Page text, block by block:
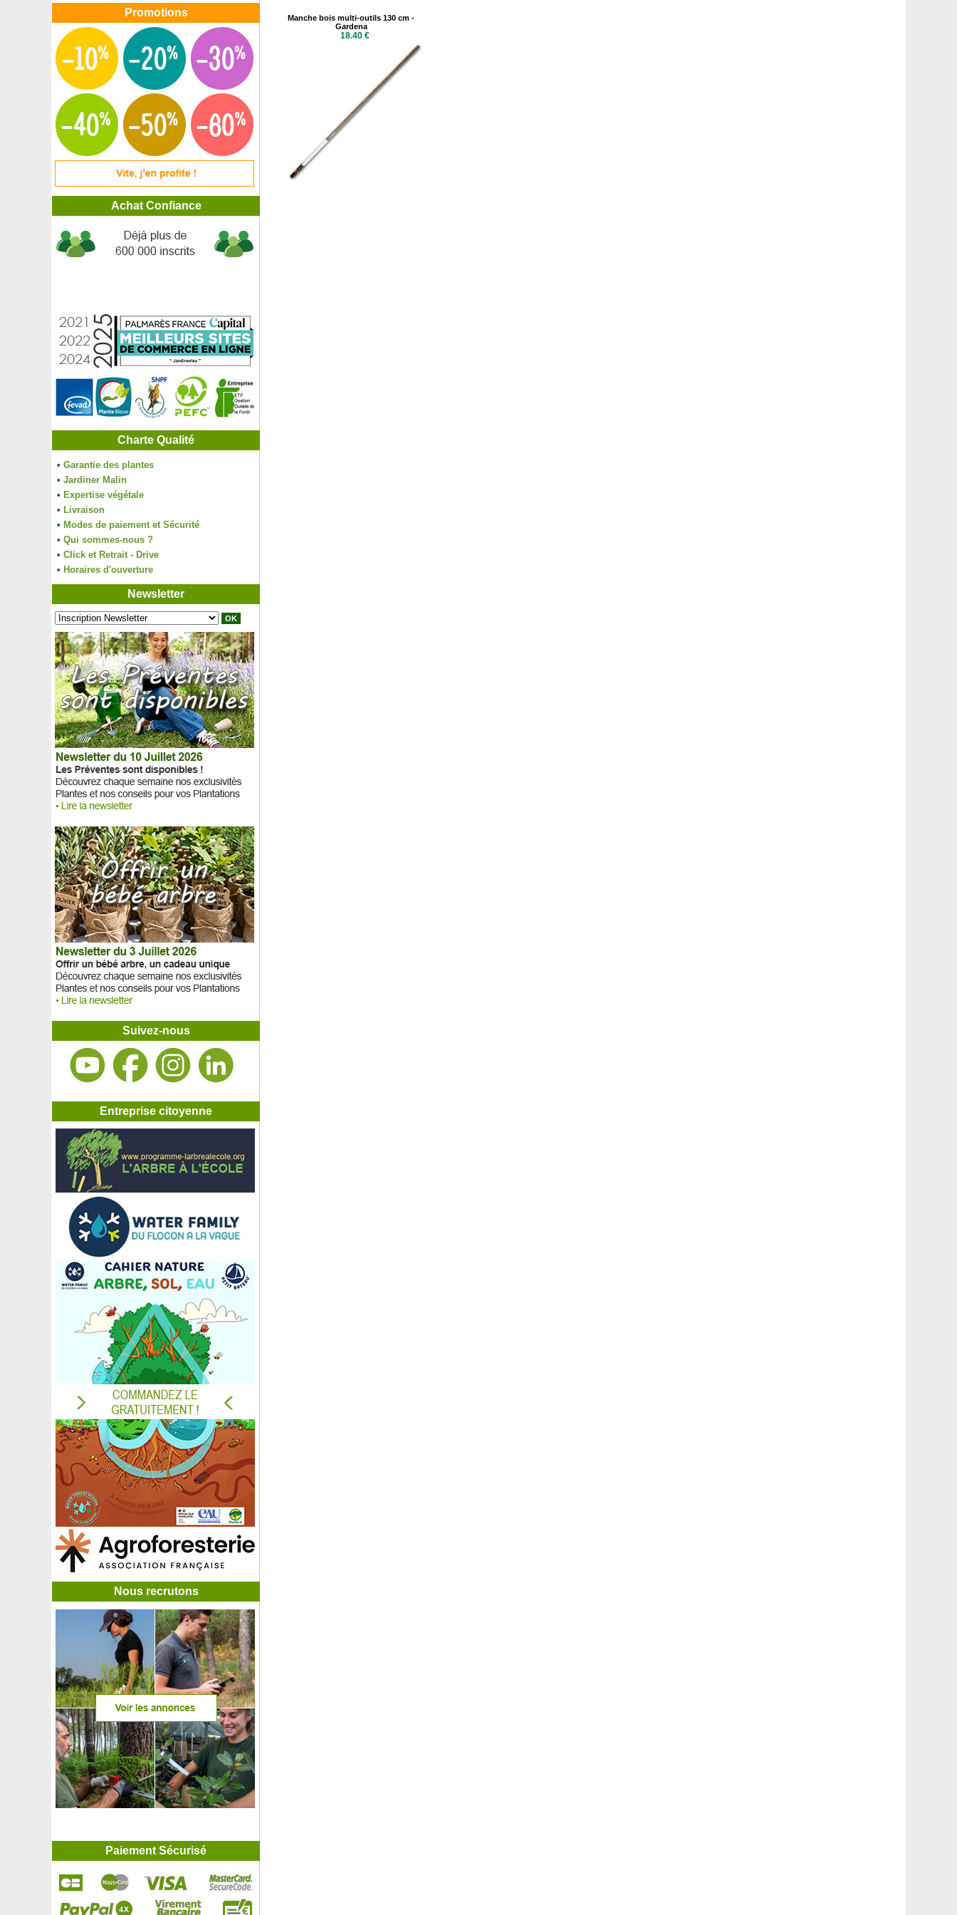
Promotions
Achat Confiance
Charte Qualité
• Garantie des plantes
• Jardiner Malin
• Expertise végétale
• Livraison
• Modes de paiement et Sécurité
• Qui sommes-nous ?
• Click et Retrait - Drive
• Horaires d'ouverture
Newsletter
Suivez-nous
Entreprise citoyenne
Nous recrutons
Manche bois multi-outils 130 cm -
Gardena
18.40 €
Paiement Sécurisé